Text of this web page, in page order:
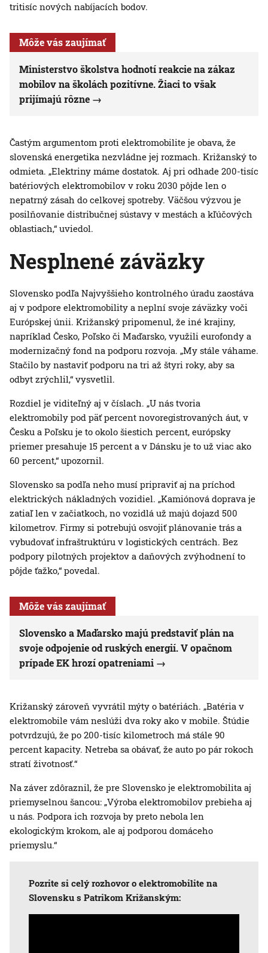
tritisíc nových nabíjacích bodov.
Môže vás zaujímať
Ministerstvo školstva hodnotí reakcie na zákaz
mobilov na školách pozitívne. Žiaci to však
prijímajú rôzne
Častým argumentom proti elektromobilite je obava, že
slovenská energetika nezvládne jej rozmach. Križanský to
odmieta. „Elektriny máme dostatok. Aj pri odhade 200-tisíc
batériových elektromobilov v roku 2030 pôjde len o
nepatrný zásah do celkovej spotreby. Väčšou výzvou je
posilňovanie distribučnej sústavy v mestách a kľúčových
oblastiach,“ uviedol.
Nesplnené záväzky
Slovensko podľa Najvyššieho kontrolného úradu zaostáva
aj v podpore elektromobility a neplní svoje záväzky voči
Európskej únii. Križanský pripomenul, že iné krajiny,
napríklad Česko, Poľsko či Maďarsko, využili eurofondy a
modernizačný fond na podporu rozvoja. „My stále váhame.
Stačilo by nastaviť podporu na tri až štyri roky, aby sa
odbyt zrýchlil,“ vysvetlil.
Rozdiel je viditeľný aj v číslach. „U nás tvoria
elektromobily pod päť percent novoregistrovaných áut, v
Česku a Poľsku je to okolo šiestich percent, európsky
priemer presahuje 15 percent a v Dánsku je to už viac ako
60 percent,“ upozornil.
Slovensko sa podľa neho musí pripraviť aj na príchod
elektrických nákladných vozidiel. „Kamiónová doprava je
zatiaľ len v začiatkoch, no vozidlá už majú dojazd 500
kilometrov. Firmy si potrebujú osvojiť plánovanie trás a
vybudovať infraštruktúru v logistických centrách. Bez
podpory pilotných projektov a daňových zvýhodnení to
pôjde ťažko,“ povedal.
Môže vás zaujímať
Slovensko a Maďarsko majú predstaviť plán na
svoje odpojenie od ruských energií. V opačnom
prípade EK hrozí opatreniami
Križanský zároveň vyvrátil mýty o batériách. „Batéria v
elektromobile vám neslúži dva roky ako v mobile. Štúdie
potvrdzujú, že po 200-tisíc kilometroch má stále 90
percent kapacity. Netreba sa obávať, že auto po pár rokoch
stratí životnosť.“
Na záver zdôraznil, že pre Slovensko je elektromobilita aj
priemyselnou šancou: „Výroba elektromobilov prebieha aj
u nás. Podpora ich rozvoja by preto nebola len
ekologickým krokom, ale aj podporou domáceho
priemyslu.“
Pozrite si celý rozhovor o elektromobilite na
Slovensku s Patrikom Križanským: